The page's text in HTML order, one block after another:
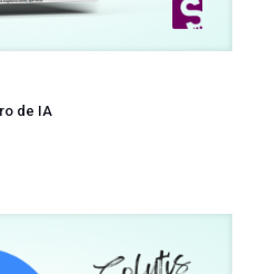
de IA